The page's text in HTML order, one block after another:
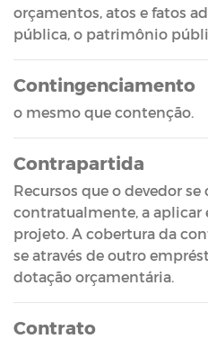
orçamentos, atos e fatos
pública, o patrimônio
Contingenciamento
o mesmo que contenção.
Contrapartida
Recursos que o devedor
contratualmente, a
projeto. A cobertura da
se através de outro
dotação orçamentária.
Contrato